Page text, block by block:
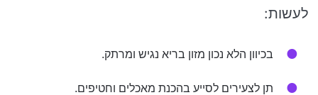
לעשות:
בכיוון הלא נכון מזון בריא נגיש ומרתק.
תן לצעירים לסייע בהכנת מאכלים וחטיפים.